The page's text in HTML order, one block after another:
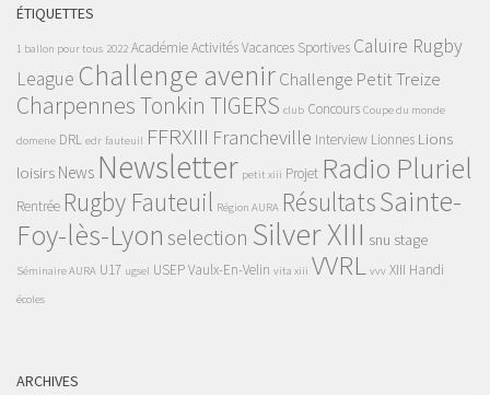
ÉTIQUETTES
1 ballon pour tous 2022 AcadémieActivités Vacances Sportives Caluire Rugby
League Challenge avenirChallenge Petit Treize
Charpennes Tonkin TIGERS club Concours Coupe du monde
domene DRL edr fauteuil FFRXIII Francheville Interview Lionnes Lions
loisirs News Newsletter petit xiii Projet Radio Pluriel
Rentrée Rugby Fauteuil Région AURA RésultatsSainte-
Foy-lès-Lyon selection Silver XIII snu stage
Séminaire AURA U17 ugsel USEPVaulx-En-Velin vita xiii VVRL vvv XIII Handi
écoles
ARCHIVES